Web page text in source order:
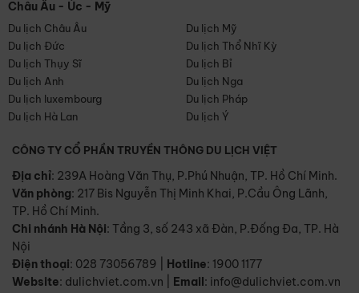
Châu Âu - Úc - Mỹ
Du lịch Châu Âu
Du lịch Mỹ
Du lịch Đức
Du lịch Thổ Nhĩ Kỳ
Du lịch Thụy Sĩ
Du lịch Bỉ
Du lịch Anh
Du lịch Nga
Du lịch luxembourg
Du lịch Pháp
Du lịch Hà Lan
Du lịch Ý
CÔNG TY CỔ PHẦN TRUYỀN THÔNG DU LỊCH VIỆT
Địa chỉ: 239A Hoàng Văn Thụ, P.Phú Nhuận, TP. Hồ Chí Minh.
Văn phòng: 217 Bis Nguyễn Thị Minh Khai, P.Cầu Ông Lãnh,
TP. Hồ Chí Minh.
Chi nhánh Hà Nội: Tầng 3, số 243 xã Đàn, P.Đống Đa, TP. Hà
Nội
Điện thoại: 028 73056789 Hotline: 1900 1177
Website: dulichviet.com.vn Email: info@dulichviet.com.vn